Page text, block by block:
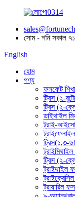
সোম - শনি সকাল
English
হোম
পণ্য
ফসফেট
ট্রিস (২-
ট্রিস (২-
ডাইথাইল
ট্রাই-
ট্রিস(১,৩-
ট্রিস (২-
ট্রাইথাইল
ট্রায়ারিল